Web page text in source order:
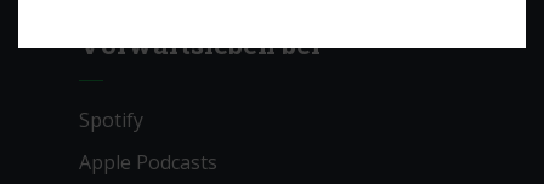
Vorwärtsleben bei
Spotify
Apple Podcasts